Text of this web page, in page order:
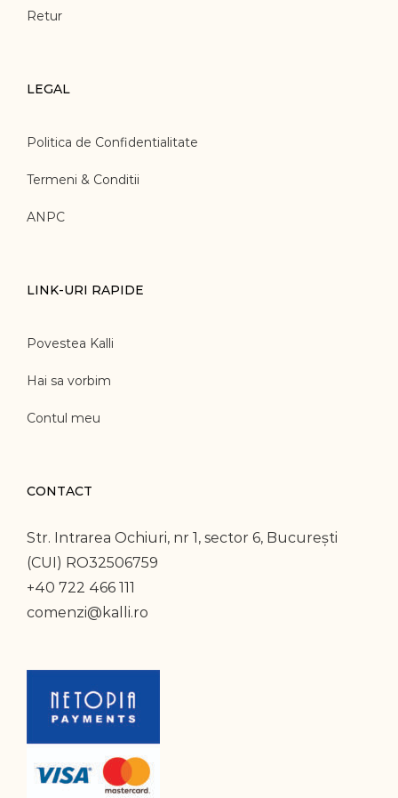
Retur
LEGAL
Politica de Confidentialitate
Termeni & Conditii
ANPC
LINK-URI RAPIDE
Povestea Kalli
Hai sa vorbim
Contul meu
CONTACT
Str. Intrarea Ochiuri, nr 1, sector 6, București
(CUI) RO32506759
+40 722 466 111
comenzi@kalli.ro